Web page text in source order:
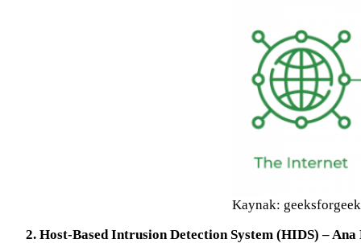
Kaynak:
2. Host-Based Intrusion Detection System (HIDS) –